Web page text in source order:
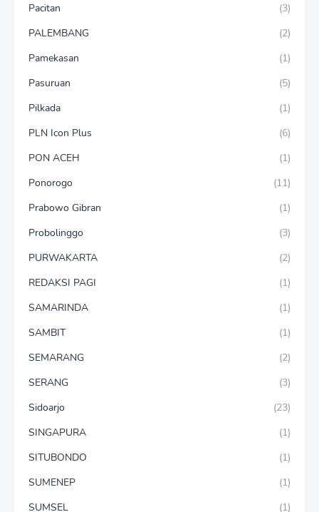
Pacitan
(3)
PALEMBANG
(2)
Pamekasan
(1)
Pasuruan
(5)
Pilkada
(1)
PLN Icon Plus
(6)
PON ACEH
(1)
Ponorogo
(11)
Prabowo Gibran
(1)
Probolinggo
(3)
PURWAKARTA
(2)
REDAKSI PAGI
(1)
SAMARINDA
(1)
SAMBIT
(1)
SEMARANG
(2)
SERANG
(3)
Sidoarjo
(23)
SINGAPURA
(1)
SITUBONDO
(1)
SUMENEP
(1)
SUMSEL
(1)